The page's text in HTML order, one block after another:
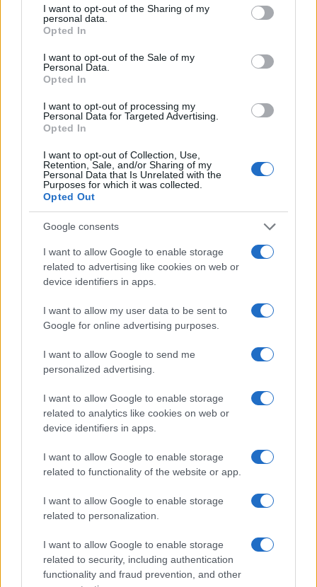
not limited to your visit or usage behaviour. You may click to
grant or deny consent to Google and its third-party tags to
use your data for below specified purposes in below Google
consent section.
I want to opt-out of the Sharing of my
personal data.
Opted In
I want to opt-out of the Sale of my
Personal Data.
Opted In
I want to opt-out of processing my
Personal Data for Targeted Advertising.
Opted In
I want to opt-out of Collection, Use,
Retention, Sale, and/or Sharing of my
Personal Data that Is Unrelated with the
Purposes for which it was collected.
Opted Out
Google consents
I want to allow Google to enable storage
related to advertising like cookies on web or
device identifiers in apps.
I want to allow my user data to be sent to
Google for online advertising purposes.
I want to allow Google to send me
personalized advertising.
I want to allow Google to enable storage
related to analytics like cookies on web or
device identifiers in apps.
I want to allow Google to enable storage
related to functionality of the website or app.
I want to allow Google to enable storage
related to personalization.
I want to allow Google to enable storage
related to security, including authentication
functionality and fraud prevention, and other
ΝΑΤΟ, Μαρκ Ρούτε, κάλεσε τις αμυντικές
βιομηχανίες των κρατών-μελών να επιταχύνουν
αεράμυνας και σύγχρονου στρατιωτικού
εξοπλισμού, τονίζοντας ότι οι σημερινές
καθυστερήσεις.